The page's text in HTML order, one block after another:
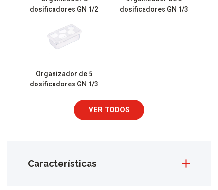
dosificadores GN 1/2
dosificadores GN 1/3
Organizador de 5
dosificadores GN 1/3
VER TODOS
Características